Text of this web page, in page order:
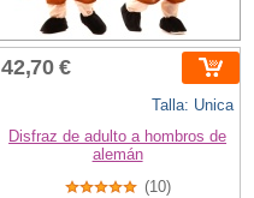
42,70 €
Talla: Unica
Disfraz de adulto a hombros de
alemán
(10)